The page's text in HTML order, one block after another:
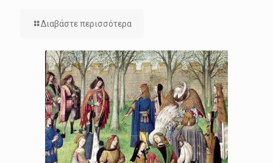
Διαβάστε περισσότερα